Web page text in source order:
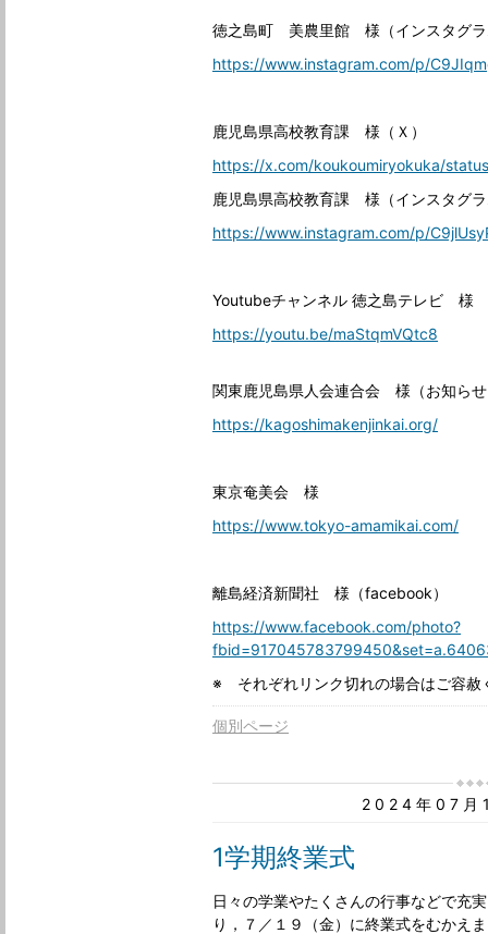
徳之島町 美農里館 様（インスタグラ
https://www.instagram.com/p/
鹿児島県高校教育課 様（Ｘ）
https://x.com/koukoumiryokuka/
鹿児島県高校教育課 様（インスタグ
https://www.instagram.com/p/
Youtubeチャンネル 徳之島テレビ 様
https://youtu.be/maStqmVQtc8
関東鹿児島県人会連合会 様（お知ら
https://kagoshimakenjinkai.org/
東京奄美会 様
https://www.tokyo-amamikai.com/
離島経済新聞社 様（facebook）
https://www.facebook.com/photo?
※ それぞれリンク切れの場合はご容赦
個別ページ
2024年07月
1学期終業式
日々の学業やたくさんの行事などで充
り，７／１９（金）に終業式をむかえ